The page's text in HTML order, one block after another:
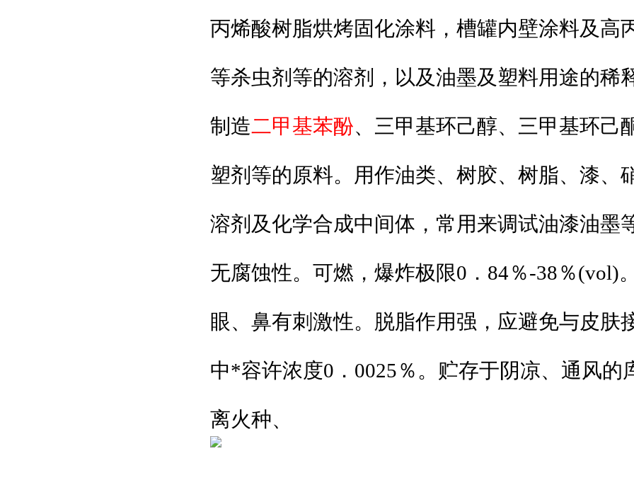
丙烯酸树脂烘烤固化涂料，槽罐内壁涂料及高
等杀虫剂等的溶剂，以及油墨及塑料用途的稀
制造二甲基苯酚、三甲基环己醇、三甲基环己
塑剂等的原料。用作油类、树胶、树脂、漆、
溶剂及化学合成中间体，常用来调试油漆油墨
无腐蚀性。可燃，爆炸极限0．84％-38％(vol)
眼、鼻有刺激性。脱脂作用强，应避免与皮肤
中*容许浓度0．0025％。贮存于阴凉、通风的
离火种、